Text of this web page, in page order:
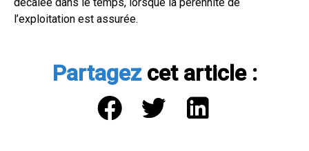
l’exploitation est assurée.
Partagezcet article :